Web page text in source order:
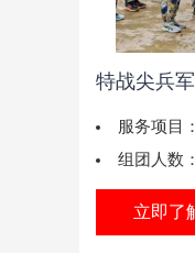
特战尖兵
服务项目：
组团人数：
立即了